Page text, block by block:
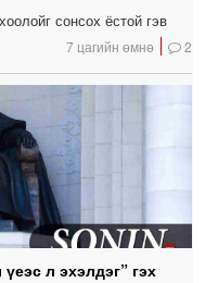
сонсох ёстой гэв
7 цагийн өмнө 2
л эхэлдэг” гэх